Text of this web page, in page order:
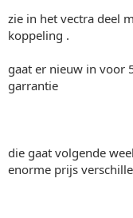
zie in het vectra deel
koppeling .
gaat er nieuw in voor
garrantie
die gaat volgende
enorme prijs